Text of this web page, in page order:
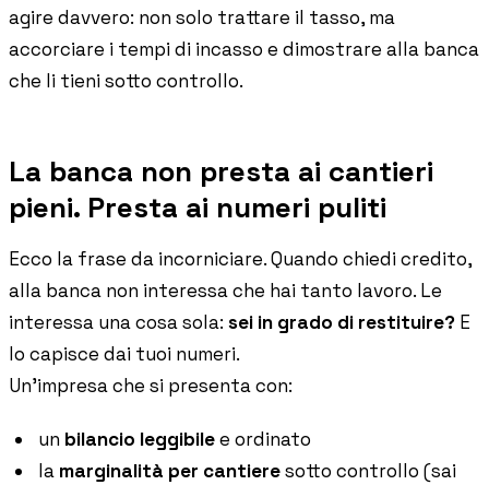
agire davvero: non solo trattare il tasso, ma
accorciare i tempi di incasso e dimostrare alla banca
che li tieni sotto controllo.
La banca non presta ai cantieri
pieni. Presta ai numeri puliti
Ecco la frase da incorniciare. Quando chiedi credito,
alla banca non interessa che hai tanto lavoro. Le
interessa una cosa sola: sei in grado di restituire? E
lo capisce dai tuoi numeri.
Un'impresa che si presenta con:
un bilancio leggibilee ordinato
la marginalità per cantieresotto controllo (sai